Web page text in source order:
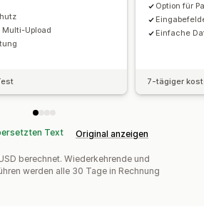
Upload
Option für
Einfache
7-tägiger
Text Original anzeigen
berechnet. Wiederkehrende und
werden alle 30 Tage in Rechnung